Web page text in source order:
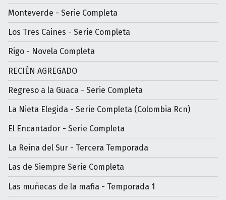
Monteverde - Serie Completa
Los Tres Caines - Serie Completa
Rigo - Novela Completa
RECIÉN AGREGADO
Regreso a la Guaca - Serie Completa
La Nieta Elegida - Serie Completa (Colombia Rcn)
El Encantador - Serie Completa
La Reina del Sur - Tercera Temporada
Las de Siempre Serie Completa
Las muñecas de la mafia - Temporada 1